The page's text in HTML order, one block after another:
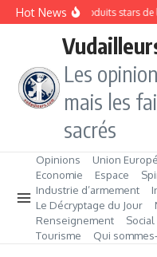
Aller au contenu
Hot NewsLes produits stars de
Les
mais les
sacrés
Opinions Union
Economie
Espace
Industrie d’armement
Le Décryptage du Jour
Renseignement
Social
Tourisme
Qui